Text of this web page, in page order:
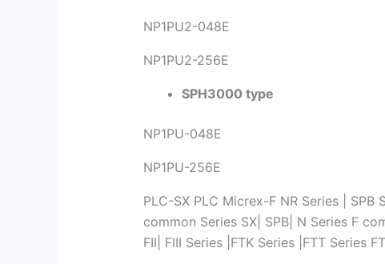
NP1PU2-048E
NP1PU2-256E
SPH3000 type
NP1PU-048E
NP1PU-256E
PLC-SX PLC Micrex-F NR Series | SPB
common Series SX| SPB| N Series F
FII| FIII Series |FTK Series |FTT Series